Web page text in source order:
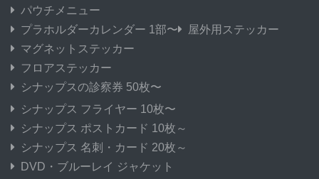
パウチメニュー
プラホルダーカレンダー 1部〜
屋外用ステッカー
マグネットステッカー
フロアステッカー
シナップスの診察券 50枚〜
シナップス フライヤー 10枚〜
シナップス ポストカード 10枚～
シナップス 名刺・カード 20枚～
DVD・ブルーレイ ジャケット